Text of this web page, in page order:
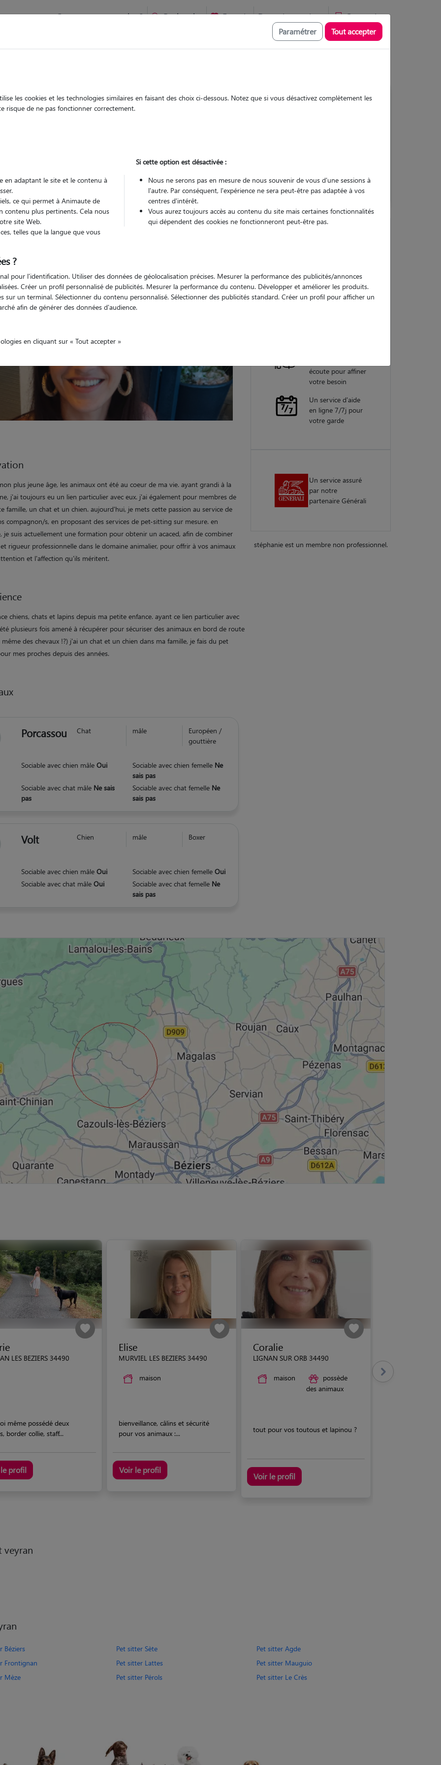
Comment ça marche ? Recherche Favoris Devenir pet sitter Connexion
plus jeune âge, les animaux ont été au coeur de ma vie. ayant grandi à la
j'ai toujours eu un lien particulier avec eux. j'ai également pour membres de
famille, un chat et un chien. aujourd'hui, je mets cette passion au service de
compagnon/s, en proposant des services de pet-sitting sur mesure. en
je suis actuellement une formation pour obtenir un acaced, afin de combiner
rigueur professionnelle dans le domaine animalier, pour offrir à vos animaux
et l'affection qu'ils méritent.
chiens, chats et lapins depuis ma petite enfance. ayant ce lien particulier avec
plusieurs fois amené à récupérer pour sécuriser des animaux en bord de route
même des chevaux !?) j'ai un chat et un chien dans ma famille, je fais du pet
mes proches depuis des années.
Porcassou Chat mâle
Européen /
gouttière
Sociable avec chien mâle Oui Sociable avec chien femelle Ne
sais pas
Sociable avec chat mâle Ne sais
pas
Sociable avec chat femelle Ne
sais pas
Volt Chien mâle Boxer
Sociable avec chien mâle Oui Sociable avec chien femelleOui
Sociable avec chat mâle Oui Sociable avec chat femelle Ne
sais pas
garanties
écoute pour affiner
votre besoin
Un service d'aide
en ligne 7/7j pour
votre garde
Un service assuré
par notre
partenaire Générali
stéphanie est un membre non professionnel.
LES BEZIERS 34490
même possédé deux
border collie, staff...
profil
Elise
MURVIEL LES BEZIERS 34490
maison
bienveillance, câlins et sécurité
pour vos animaux :...
Voir le profil
Coralie
LIGNAN SUR ORB 34490
maison
possède
des animaux
tout pour vos toutous et lapinou ?
Voir le profil
veyran
Béziers Pet sitter Sète
Pet sitter Agde
Frontignan
Pet sitter Lattes
Pet sitter Mauguio
Mèze
Pet sitter Pérols Pet sitter Le Crès
Paramétrer Tout accepter
les cookies et les technologies similaires en faisant des choix ci-dessous. Notez que si vous désactivez complètement les
risque de ne pas fonctionner correctement.
en adaptant le site et le contenu à
ce qui permet à Animaute de
contenu plus pertinents. Cela nous
site Web.
telles que la langue que vous
Si cette option est désactivée :
Nous ne serons pas en mesure de nous souvenir de vous d'une sessions à
l'autre. Par conséquent, l'expérience ne sera peut-être pas adaptée à vos
centres d'intérêt.
Vous aurez toujours accès au contenu du site mais certaines fonctionnalités
qui dépendent des cookies ne fonctionneront peut-être pas.
?
pour l'identification. Utiliser des données de géolocalisation précises. Mesurer la performance des publicités/annonces
Créer un profil personnalisé de publicités. Mesurer la performance du contenu. Développer et améliorer les produits.
sur un terminal. Sélectionner du contenu personnalisé. Sélectionner des publicités standard. Créer un profil pour afficher un
afin de générer des données d'audience.
en cliquant sur « Tout accepter »